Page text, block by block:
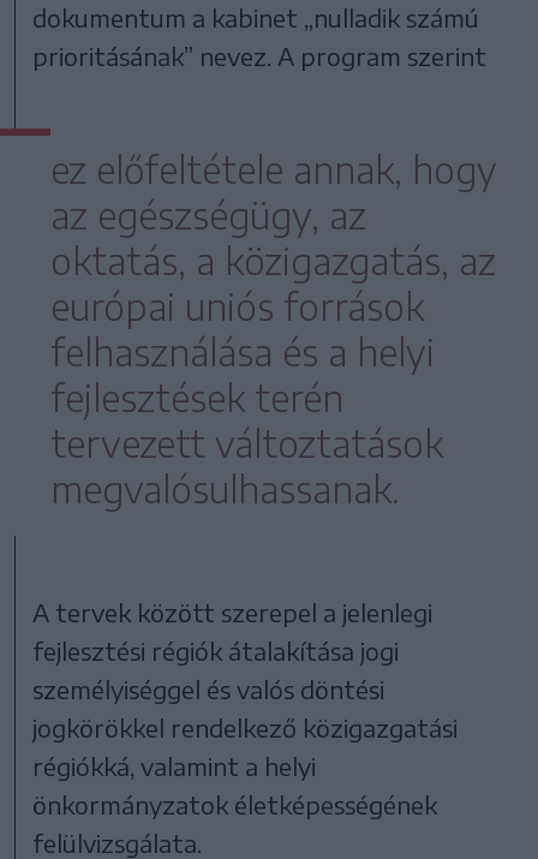
dokumentum a kabinet „nulladik számú
prioritásának” nevez. A program szerint
ez előfeltétele annak, hogy
az egészségügy, az
oktatás, a közigazgatás, az
európai uniós források
felhasználása és a helyi
fejlesztések terén
tervezett változtatások
megvalósulhassanak.
A tervek között szerepel a jelenlegi
fejlesztési régiók átalakítása jogi
személyiséggel és valós döntési
jogkörökkel rendelkező közigazgatási
régiókká, valamint a helyi
önkormányzatok életképességének
felülvizsgálata.